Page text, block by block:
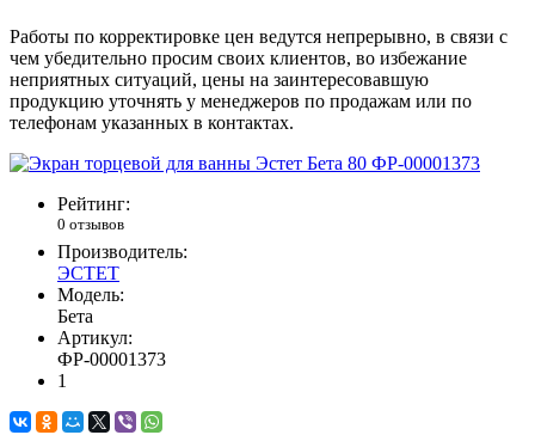
Работы по корректировке цен ведутся непрерывно, в связи с
чем убедительно просим своих клиентов, во избежание
неприятных ситуаций, цены на заинтересовавшую
продукцию уточнять у менеджеров по продажам или по
телефонам указанных в контактах.
Рейтинг:
0 отзывов
Производитель:
ЭСТЕТ
Модель:
Бета
Артикул:
ФР-00001373
1